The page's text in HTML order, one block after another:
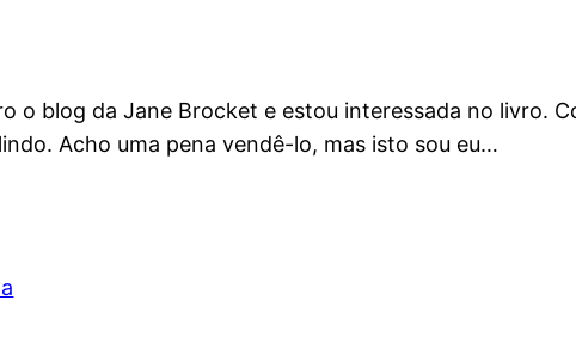
o blog da Jane Brocket e estou interessada no livro.
Acho uma pena vendê-lo, mas isto sou eu…